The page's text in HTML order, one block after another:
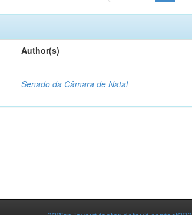
Author(s)
Senado da Câmara de Natal